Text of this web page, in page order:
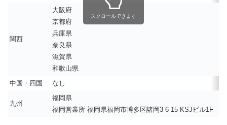
関西
大阪府
京都府
兵庫県
奈良県
滋賀県
和歌山県
中国・四国
なし
九州
福岡県
福岡営業所 福岡県福岡市博多区諸岡3-6-15 KSJビル1F
スクロールできます